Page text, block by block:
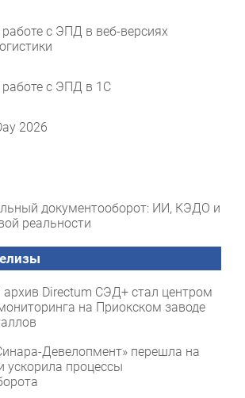
с ЭПД в веб-версиях
работе с ЭПД в 1С
2026
документооборот: ИИ, КЭДО и
реальности
Directum СЭД+ стал центром
на Приокском заводе
Девелопмент» перешла на
ускорила процессы